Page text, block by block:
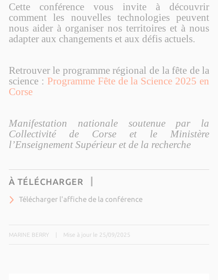
Cette conférence vous invite à découvrir
comment les nouvelles technologies peuvent
nous aider à organiser nos territoires et à nous
adapter aux changements et aux défis actuels.
Retrouver le programme régional de la fête de la
science : Programme Fête de la Science 2025 en
Corse
Manifestation nationale soutenue par la
Collectivité de Corse et le Ministère
l’Enseignement Supérieur et de la recherche
À TÉLÉCHARGER
Télécharger l'affiche de la conférence
MARINE BERRY Mise à jour le 25/09/2025